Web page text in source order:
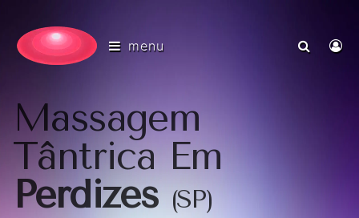
menu
Massagem
Tântrica Em
Perdizes(SP)